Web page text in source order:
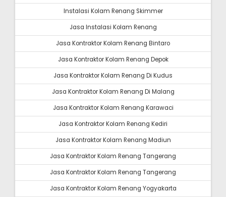
Instalasi Kolam Renang Skimmer
Jasa Instalasi Kolam Renang
Jasa Kontraktor Kolam Renang Bintaro
Jasa Kontraktor Kolam Renang Depok
Jasa Kontraktor Kolam Renang Di Kudus
Jasa Kontraktor Kolam Renang Di Malang
Jasa Kontraktor Kolam Renang Karawaci
Jasa Kontraktor Kolam Renang Kediri
Jasa Kontraktor Kolam Renang Madiun
Jasa Kontraktor Kolam Renang Tangerang
Jasa Kontraktor Kolam Renang Tangerang
Jasa Kontraktor Kolam Renang Yogyakarta